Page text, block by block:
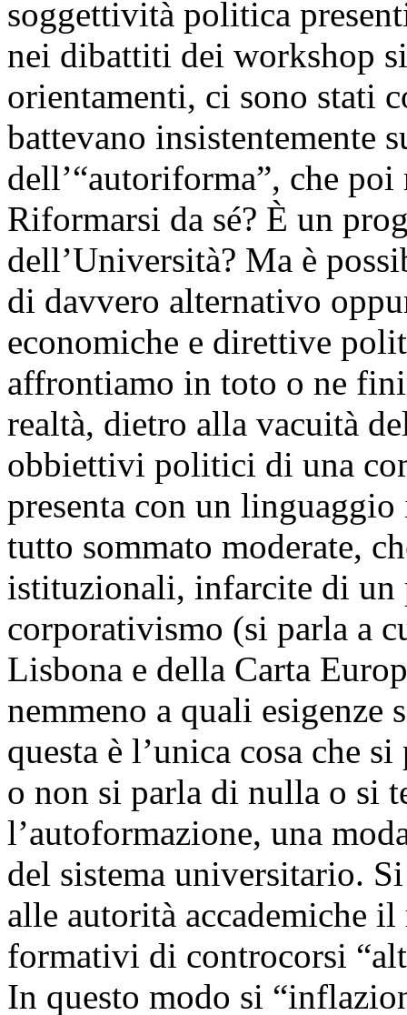
soggettività politica
nei dibattiti dei workshop
orientamenti, ci sono stati
battevano insistentemente
dell’“autoriforma”, che poi
Riformarsi da sé? È un
dell’Università? Ma è
di davvero alternativo
economiche e direttive
affrontiamo in toto o ne
realtà, dietro alla vacuità
obbiettivi politici di una
presenta con un
tutto sommato moderate,
istituzionali, infarcite di un
corporativismo (si parla a
Lisbona e della Carta
nemmeno a quali
questa è l’unica cosa che
o non si parla di nulla o si
l’autoformazione, una
del sistema universitario.
alle autorità accademiche
formativi di controcorsi
In questo modo si